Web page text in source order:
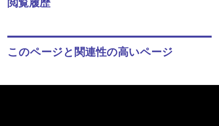
閲覧履歴
このページと関連性の高いページ